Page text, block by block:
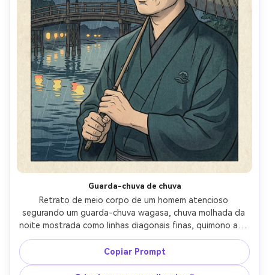
Guarda-chuva de chuva
Retrato de meio corpo de um homem atencioso
segurando um guarda-chuva wagasa, chuva molhada da
noite mostrada como linhas diagonais finas, quimono azul
escuro com crista mínima, fundo de uma ponte e água
ondulada, reflexos de lanterna como formas planas,
linhas de contorno fortes, sombreamento bokashi nas
Copiar Prompt